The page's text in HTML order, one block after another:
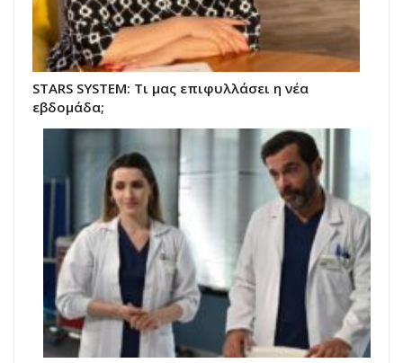
STARS SYSTEM: Τι μας επιφυλλάσει η νέα
εβδομάδα;